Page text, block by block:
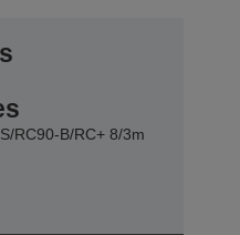
RC90-B/RC+ 8/3m